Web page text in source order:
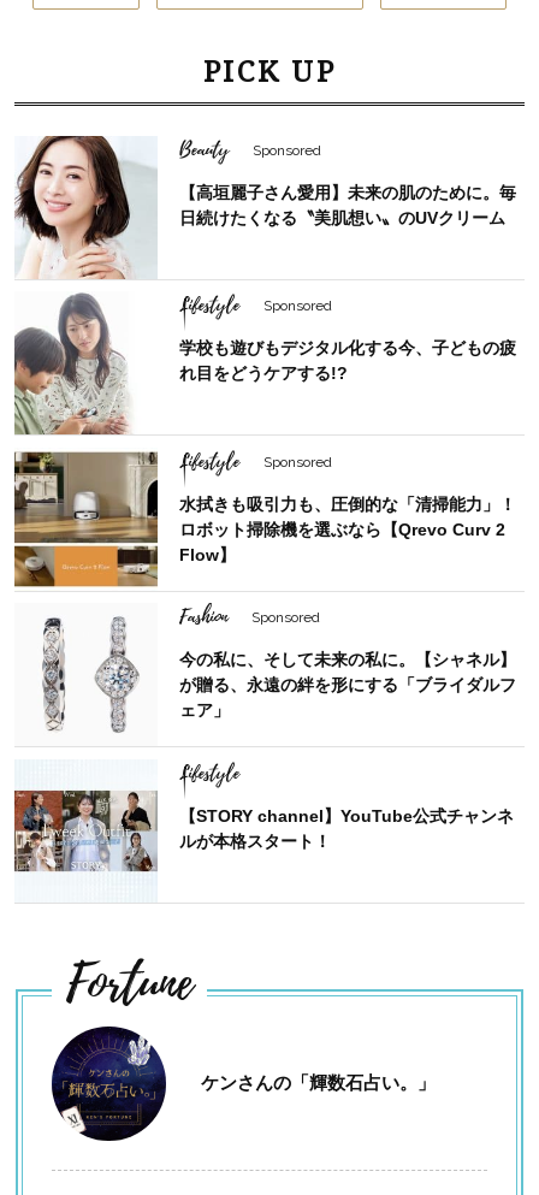
PICK UP
Beauty Sponsored
【高垣麗子さん愛用】未来の肌のために。毎
日続けたくなる〝美肌想い〟のUVクリーム
Lifestyle Sponsored
学校も遊びもデジタル化する今、子どもの疲
れ目をどうケアする!?
Lifestyle Sponsored
水拭きも吸引力も、圧倒的な「清掃能力」！
ロボット掃除機を選ぶなら【Qrevo Curv 2
Flow】
Fashion Sponsored
今の私に、そして未来の私に。【シャネル】
が贈る、永遠の絆を形にする「ブライダルフ
ェア」
Lifestyle
【STORY channel】YouTube公式チャンネ
ルが本格スタート！
Fortune
ケンさんの「輝数石占い。」